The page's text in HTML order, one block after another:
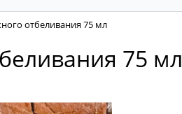
отбеливания 75 мл
75 мл